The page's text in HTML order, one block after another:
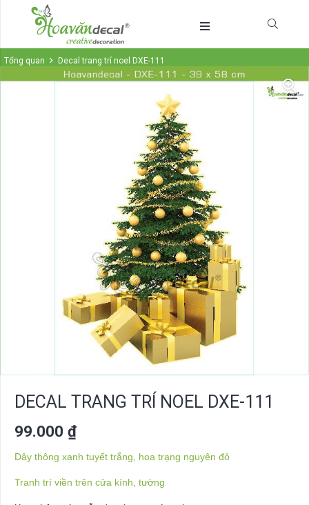
Tổng quan Decal trang trí noel DXE-111
DECAL TRANG TRÍ NOEL DXE-111
99.000 ₫
Dây thông xanh tuyết trắng, hoa trạng nguyên đỏ
Tranh trí viền trên cửa kính, tường